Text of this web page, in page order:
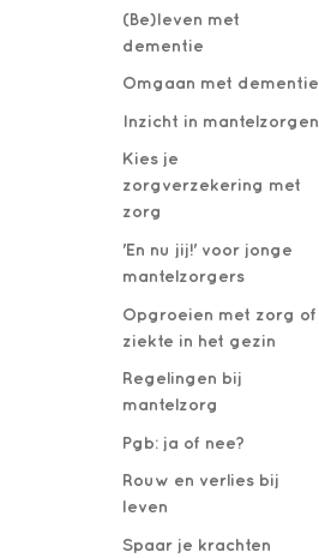
(Be)leven met
dementie
Omgaan met dementie
Inzicht in mantelzorgen
Kies je
zorgverzekering met
zorg
'En nu jij!' voor jonge
mantelzorgers
Opgroeien met zorg of
ziekte in het gezin
Regelingen bij
mantelzorg
Pgb: ja of nee?
Rouw en verlies bij
leven
Spaar je krachten